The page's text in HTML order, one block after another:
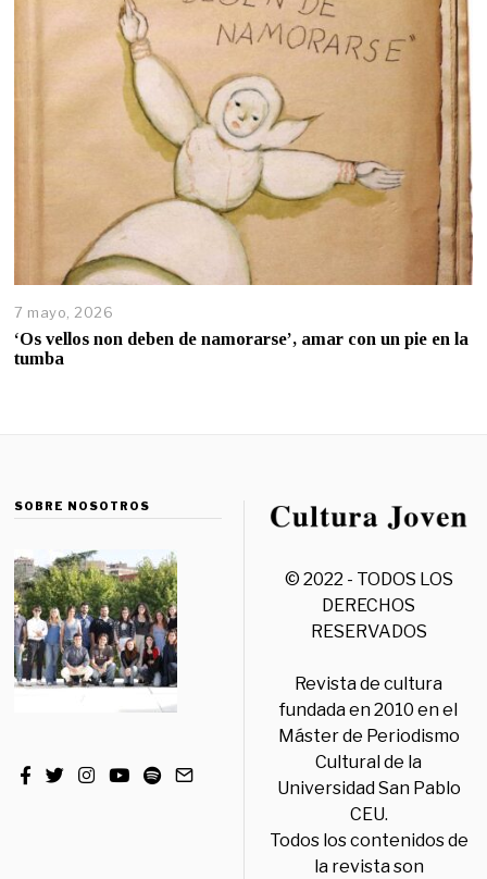
7 mayo, 2026
‘Os vellos non deben de namorarse’, amar con un pie en la
tumba
SOBRE NOSOTROS
© 2022 - TODOS LOS
DERECHOS
RESERVADOS
Revista de cultura
fundada en 2010 en el
Máster de Periodismo
Cultural de la
Universidad San Pablo
CEU.
Todos los contenidos de
la revista son